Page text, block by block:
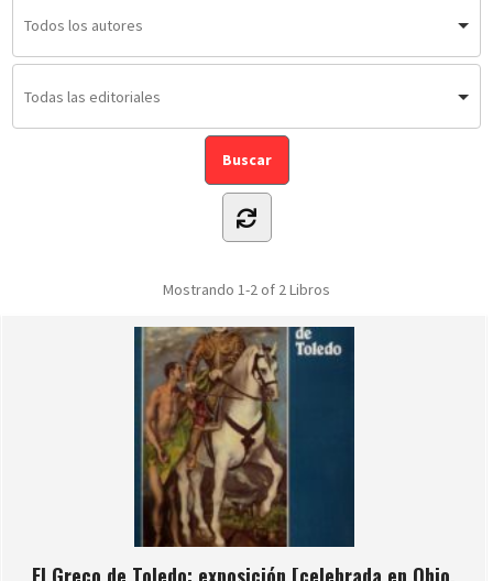
Mostrando 1-2 of 2Libros